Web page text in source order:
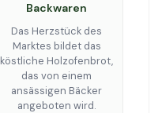
Backwaren
Das Herzstück des
Marktes bildet das
köstliche Holzofenbrot,
das von einem
ansässigen Bäcker
angeboten wird.